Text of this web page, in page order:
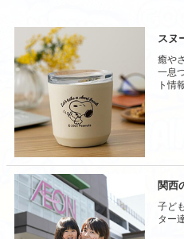
スヌ
癒や
一息
ト情
関西
子ど
ター